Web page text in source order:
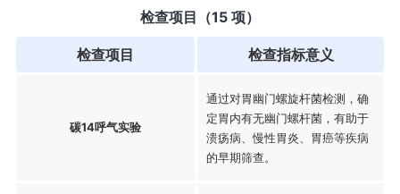
检查项目（15 项）
检查项目 检查指标意义
碳14呼气实验
通过对胃幽门螺旋杆菌检测，确
定胃内有无幽门螺杆菌，有助于
溃疡病、慢性胃炎、胃癌等疾病
的早期筛查。